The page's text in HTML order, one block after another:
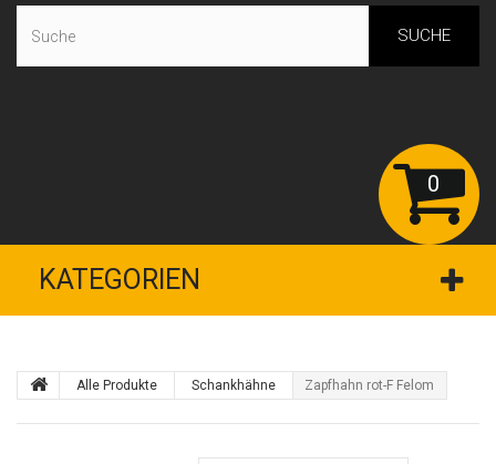
SUCHE
0
KATEGORIEN
Alle Produkte Schankhähne Zapfhahn rot-F Felom